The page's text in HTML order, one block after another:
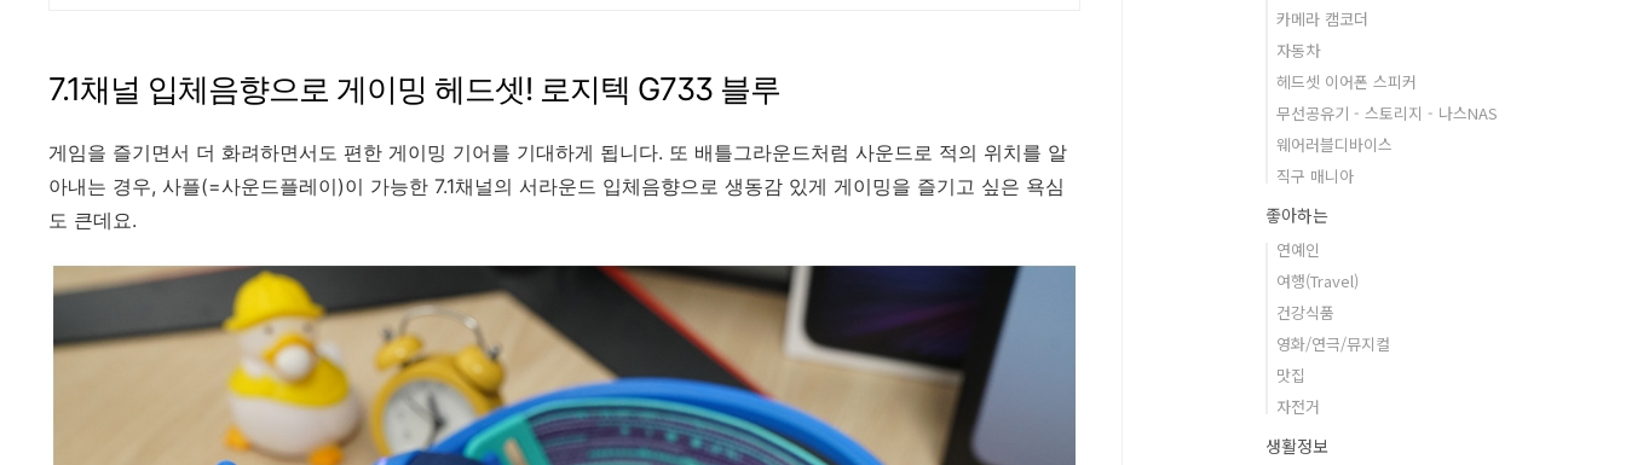
7.1채널 입체음향으로 게이밍 헤드셋! 로지텍 G733 블루
게임을 즐기면서 더 화려하면서도 편한 게이밍 기어를 기대하게 됩니다. 또 배틀그라운드처럼 사운드로 적의 위치를 알
아내는 경우, 사플(=사운드플레이)이 가능한 7.1채널의 서라운드 입체음향으로 생동감 있게 게이밍을 즐기고 싶은 욕심
도 큰데요.
카메라 캠코더
자동차
헤드셋 이어폰 스피커
무선공유기 - 스토리지 - 나스NAS
웨어러블디바이스
직구 매니아
좋아하는
연예인
여행(Travel)
건강식품
영화/연극/뮤지컬
맛집
자전거
생활정보